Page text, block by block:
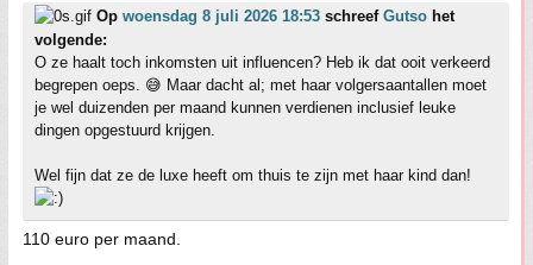
Op woensdag 8 juli 2026 18:53 schreef Gutso het
volgende:
O ze haalt toch inkomsten uit influencen? Heb ik dat ooit verkeerd
begrepen oeps. 😅 Maar dacht al; met haar volgersaantallen moet
je wel duizenden per maand kunnen verdienen inclusief leuke
dingen opgestuurd krijgen.
Wel fijn dat ze de luxe heeft om thuis te zijn met haar kind dan!
110 euro per maand.